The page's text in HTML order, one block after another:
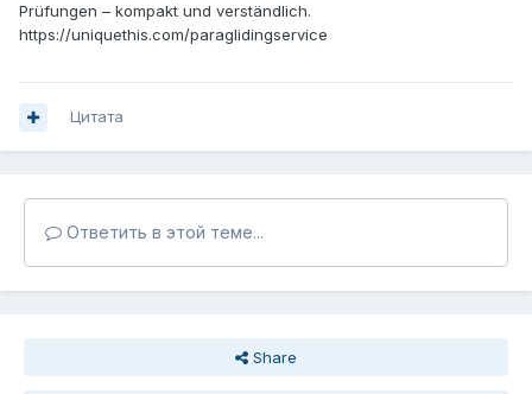
Prüfungen – kompakt und verständlich.
https://uniquethis.com/paraglidingservice
Цитата
Ответить в этой теме...
Share